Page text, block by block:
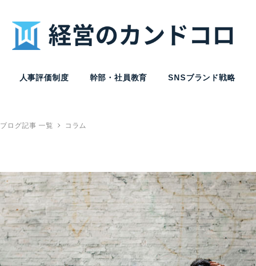
人事評価制度 幹部・社員教育 SNSブランド戦略
ブログ記事 一覧 コラム